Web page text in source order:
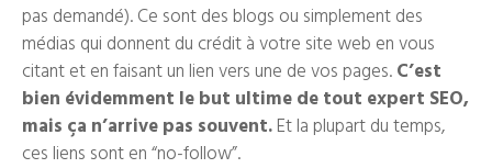
pas demandé). Ce sont des blogs ou simplement des
médias qui donnent du crédit à votre site web en vous
citant et en faisant un lien vers une de vos pages. C’est
bien évidemment le but ultime de tout expert SEO,
mais ça n’arrive pas souvent. Et la plupart du temps,
ces liens sont en “no-follow”.